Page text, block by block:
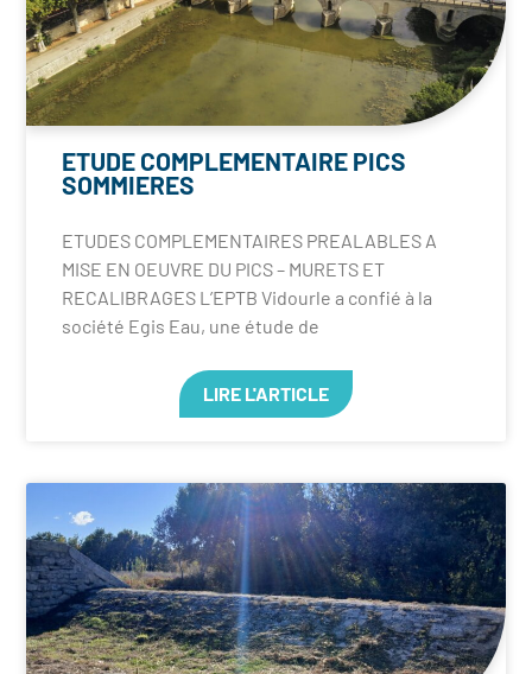
ETUDE COMPLEMENTAIRE PICS
SOMMIERES
ETUDES COMPLEMENTAIRES PREALABLES A
MISE EN OEUVRE DU PICS – MURETS ET
RECALIBRAGES L’EPTB Vidourle a confié à la
société Egis Eau, une étude de
LIRE L'ARTICLE